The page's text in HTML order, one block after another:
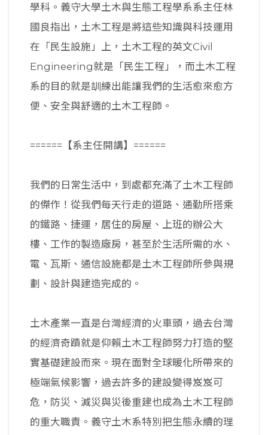
學科。義守大學土木與生態工程學系系主任林
國良指出，土木工程是將這些知識與科技運用
在「民生設施」上，土木工程的英文Civil
Engineering就是「民生工程」，而土木工程
系的目的就是訓練出能讓我們的生活愈來愈方
便、安全與舒適的土木工程師。
======【系主任開講】======
我們的日常生活中，到處都充滿了土木工程師
的傑作！從我們每天行走的道路、通勤所搭乘
的鐵路、捷運，居住的房屋、上班的辦公大
樓、工作的製造廠房，甚至於生活所需的水、
電、瓦斯、通信設施都是土木工程師所參與規
劃、設計與建造完成的。
土木產業一直是台灣經濟的火車頭，過去台灣
的經濟奇蹟就是仰賴土木工程師努力打造的堅
實基礎建設而來。現在面對全球暖化所帶來的
極端氣候影響，過去許多的建設變得岌岌可
危，防災、減災與災後重建也成為土木工程師
的重大職責。義守土木系特別把生態永續的理